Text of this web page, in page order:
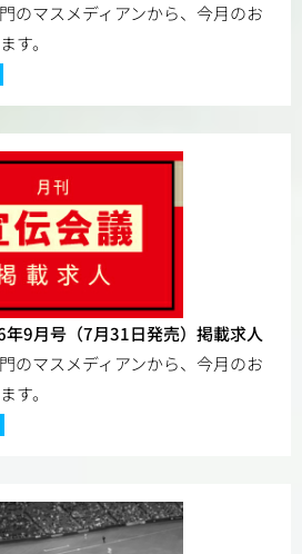
のマスメディアンから、今月のお
す。
9月号（7月31日発売）掲載求人
のマスメディアンから、今月のお
す。